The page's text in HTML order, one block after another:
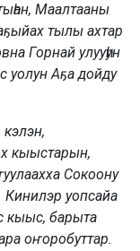
Маалтааны
тылы ахтар
Горнай улууһун
уолун Аҕа дойду
кыыстарын,
Сокоону
Кинилэр уопсайа
кыыс, барыта
оҥоробуттар.